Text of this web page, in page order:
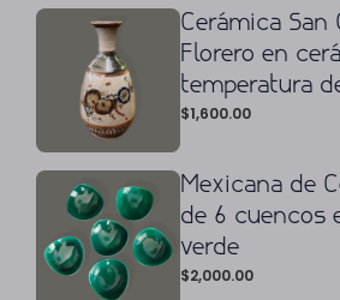
Cerámica San
Florero en
temperatura
$1,600.00
Mexicana de
de 6 cuencos
verde
$2,000.00